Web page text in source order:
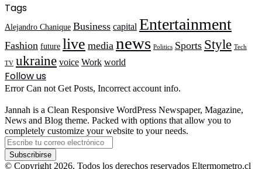
Tags
Alejandro Chanique Business capital Entertainment
Fashion future live media news Politics Sports Style Tech
TV ukraine voice Work world
Follow us
Error Can not Get Posts, Incorrect account info.
Jannah is a Clean Responsive WordPress Newspaper, Magazine,
News and Blog theme. Packed with options that allow you to
completely customize your website to your needs.
Escribe
tu
correo
© Copyright 2026, Todos los derechos reservados Eltermometro.cl